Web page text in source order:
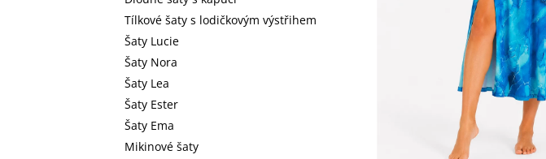
Tílkové šaty s lodičkovým výstřihem
Šaty Lucie
Šaty Nora
Šaty Lea
Šaty Ester
Šaty Ema
Mikinové šaty